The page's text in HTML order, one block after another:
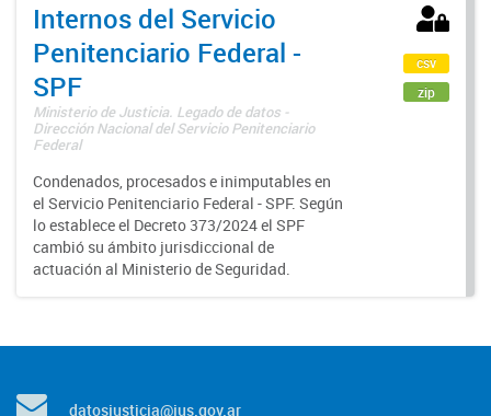
Internos del Servicio
Penitenciario Federal -
SPF
Ministerio de Justicia. Legado de datos -
Dirección Nacional del Servicio Penitenciario
Federal
Condenados, procesados e inimputables en
el Servicio Penitenciario Federal - SPF. Según
lo establece el Decreto 373/2024 el SPF
cambió su ámbito jurisdiccional de
actuación al Ministerio de Seguridad.
csv
zip
datosjusticia@jus.gov.ar